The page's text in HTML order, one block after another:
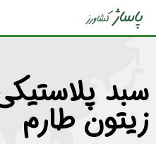
پرش
زیتون طارم